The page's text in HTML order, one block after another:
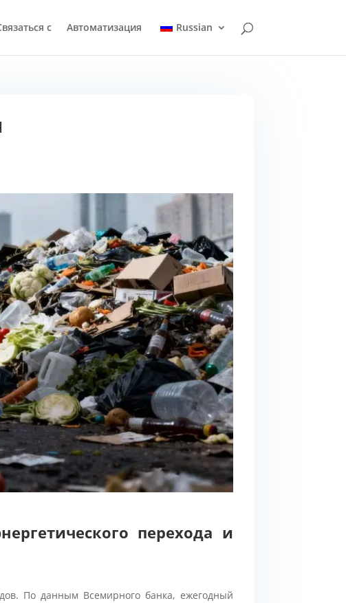
с Автоматизация Russian
перехода и
По данным Всемирного банка, ежегодный